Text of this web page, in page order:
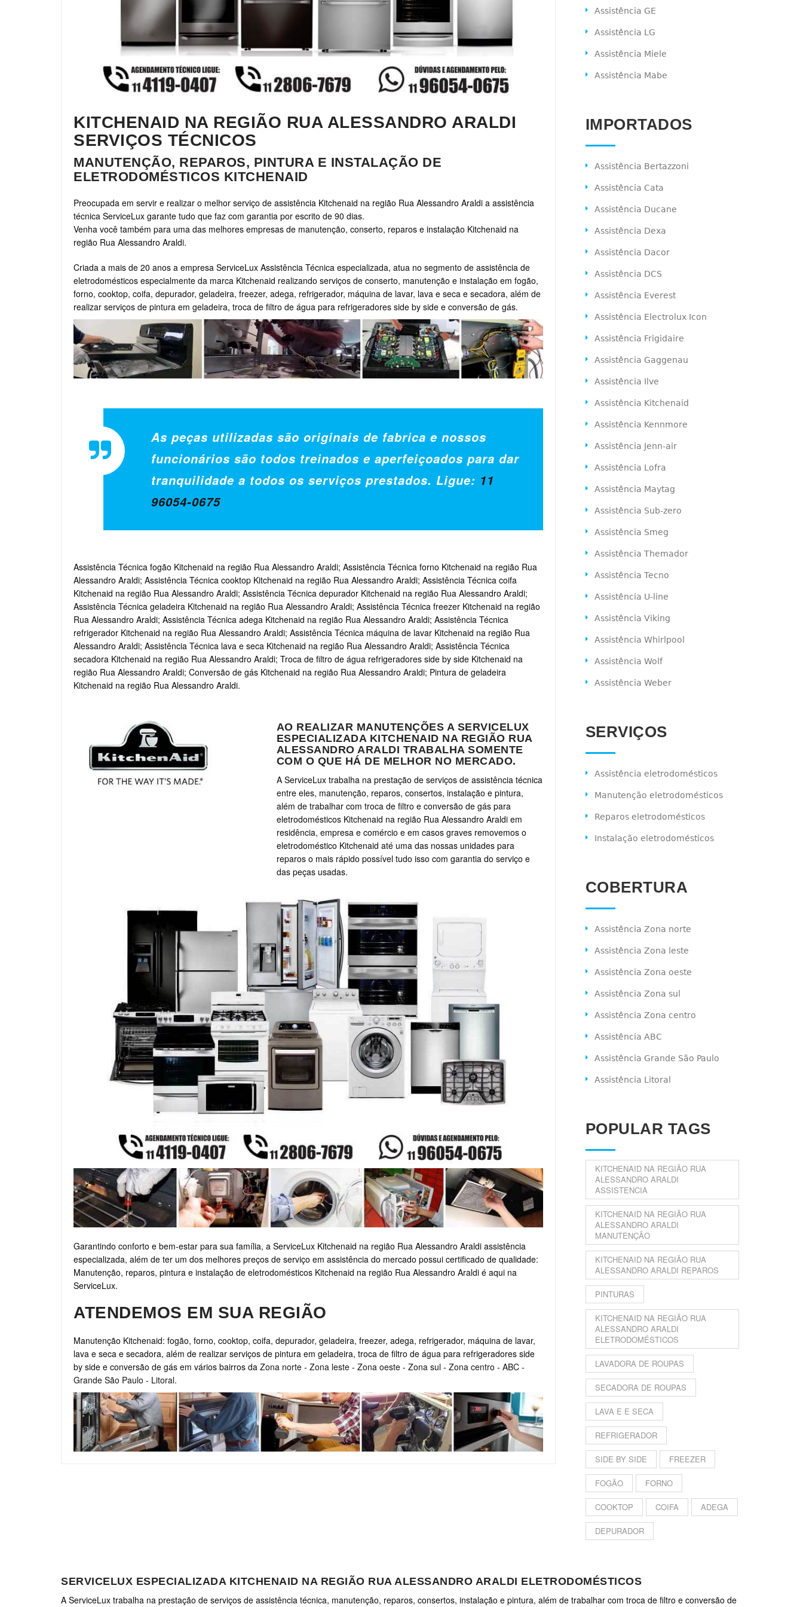
KITCHENAID NA REGIÃO RUA ALESSANDRO ARALDI
SERVIÇOS TÉCNICOS
MANUTENÇÃO, REPAROS, PINTURA E INSTALAÇÃO DE
ELETRODOMÉSTICOS KITCHENAID
Preocupada em servir e realizar o melhor serviço de assistência Kitchenaid na região Rua Alessandro Araldi a assistência
técnica ServiceLux garante tudo que faz com garantia por escrito de 90 dias.
Venha você também para uma das melhores empresas de manutenção, conserto, reparos e instalação Kitchenaid na
região Rua Alessandro Araldi.
Criada a mais de 20 anos a empresa ServiceLux Assistência Técnica especializada, atua no segmento de assistência de
eletrodomésticos especialmente da marca Kitchenaid realizando serviços de conserto, manutenção e instalação em fogão,
forno, cooktop, coifa, depurador, geladeira, freezer, adega, refrigerador, máquina de lavar, lava e seca e secadora, além de
realizar serviços de pintura em geladeira, troca de filtro de água para refrigeradores side by side e conversão de gás.
As peças utilizadas são originais de fabrica e nossos
funcionários são todos treinados e aperfeiçoados para dar
tranquilidade a todos os serviços prestados. Ligue: 11
96054-0675
Assistência Técnica fogão Kitchenaid na região Rua Alessandro Araldi; Assistência Técnica forno Kitchenaid na região Rua
Alessandro Araldi; Assistência Técnica cooktop Kitchenaid na região Rua Alessandro Araldi; Assistência Técnica coifa
Kitchenaid na região Rua Alessandro Araldi; Assistência Técnica depurador Kitchenaid na região Rua Alessandro Araldi;
Assistência Técnica geladeira Kitchenaid na região Rua Alessandro Araldi; Assistência Técnica freezer Kitchenaid na região
Rua Alessandro Araldi; Assistência Técnica adega Kitchenaid na região Rua Alessandro Araldi; Assistência Técnica
refrigerador Kitchenaid na região Rua Alessandro Araldi; Assistência Técnica máquina de lavar Kitchenaid na região Rua
Alessandro Araldi; Assistência Técnica lava e seca Kitchenaid na região Rua Alessandro Araldi; Assistência Técnica
secadora Kitchenaid na região Rua Alessandro Araldi; Troca de filtro de água refrigeradores side by side Kitchenaid na
região Rua Alessandro Araldi; Conversão de gás Kitchenaid na região Rua Alessandro Araldi; Pintura de geladeira
Kitchenaid na região Rua Alessandro Araldi.
AO REALIZAR MANUTENÇÕES A SERVICELUX
ESPECIALIZADA KITCHENAID NA REGIÃO RUA
ALESSANDRO ARALDI TRABALHA SOMENTE
COM O QUE HÁ DE MELHOR NO MERCADO.
A ServiceLux trabalha na prestação de serviços de assistência técnica
entre eles, manutenção, reparos, consertos, instalação e pintura,
além de trabalhar com troca de filtro e conversão de gás para
eletrodomésticos Kitchenaid na região Rua Alessandro Araldi em
residência, empresa e comércio e em casos graves removemos o
eletrodoméstico Kitchenaid até uma das nossas unidades para
reparos o mais rápido possível tudo isso com garantia do serviço e
das peças usadas.
Garantindo conforto e bem-estar para sua família, a ServiceLux Kitchenaid na região Rua Alessandro Araldi assistência
especializada, além de ter um dos melhores preços de serviço em assistência do mercado possui certificado de qualidade:
Manutenção, reparos, pintura e instalação de eletrodomésticos Kitchenaid na região Rua Alessandro Araldi é aqui na
ServiceLux.
ATENDEMOS EM SUA REGIÃO
Manutenção Kitchenaid: fogão, forno, cooktop, coifa, depurador, geladeira, freezer, adega, refrigerador, máquina de lavar,
lava e seca e secadora, além de realizar serviços de pintura em geladeira, troca de filtro de água para refrigeradores side
by side e conversão de gás em vários bairros da Zona norte - Zona leste - Zona oeste - Zona sul - Zona centro - ABC -
Grande São Paulo - Litoral.
Assistência GE
Assistência LG
Assistência Miele
Assistência Mabe
IMPORTADOS
Assistência Bertazzoni
Assistência Cata
Assistência Ducane
Assistência Dexa
Assistência Dacor
Assistência DCS
Assistência Everest
Assistência Electrolux Icon
Assistência Frigidaire
Assistência Gaggenau
Assistência Ilve
Assistência Kitchenaid
Assistência Kennmore
Assistência Jenn-air
Assistência Lofra
Assistência Maytag
Assistência Sub-zero
Assistência Smeg
Assistência Themador
Assistência Tecno
Assistência U-line
Assistência Viking
Assistência Whirlpool
Assistência Wolf
Assistência Weber
SERVIÇOS
Assistência eletrodomésticos
Manutenção eletrodomésticos
Reparos eletrodomésticos
Instalação eletrodomésticos
COBERTURA
Assistência Zona norte
Assistência Zona leste
Assistência Zona oeste
Assistência Zona sul
Assistência Zona centro
Assistência ABC
Assistência Grande São Paulo
Assistência Litoral
POPULAR TAGS
KITCHENAID NA REGIÃO RUA
ALESSANDRO ARALDI
ASSISTENCIA
KITCHENAID NA REGIÃO RUA
ALESSANDRO ARALDI
MANUTENÇÃO
KITCHENAID NA REGIÃO RUA
ALESSANDRO ARALDI REPAROS
PINTURAS
KITCHENAID NA REGIÃO RUA
ALESSANDRO ARALDI
ELETRODOMÉSTICOS
LAVADORA DE ROUPAS
SECADORA DE ROUPAS
LAVA E E SECA
REFRIGERADOR
SIDE BY SIDE FREEZER
FOGÃO FORNO
COOKTOP COIFA ADEGA
DEPURADOR
SERVICELUX ESPECIALIZADA KITCHENAID NA REGIÃO RUA ALESSANDRO ARALDI ELETRODOMÉSTICOS
A ServiceLux trabalha na prestação de serviços de assistência técnica, manutenção, reparos, consertos, instalação e pintura, além de trabalhar com troca de filtro e conversão de